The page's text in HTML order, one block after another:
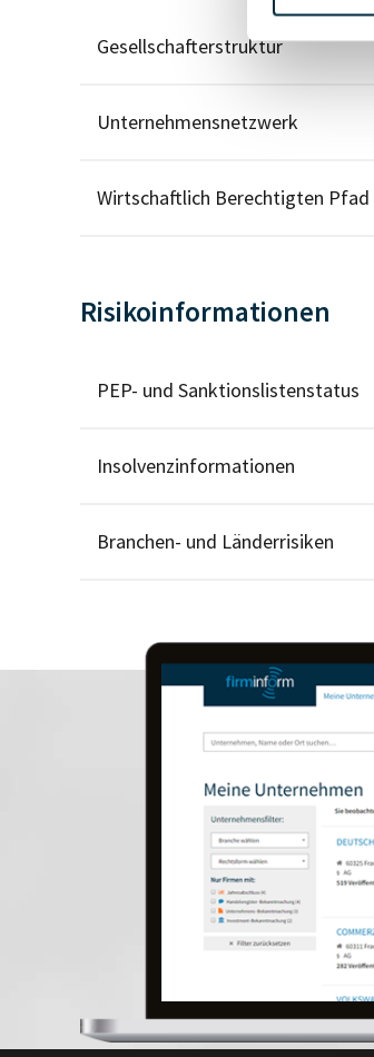
Gesellschafterstruktur
Unternehmensnetzwerk
Wirtschaftlich Berechtigten Pfad
Risikoinformationen
PEP- und Sanktionslistenstatus
Insolvenzinformationen
Branchen- und Länderrisiken